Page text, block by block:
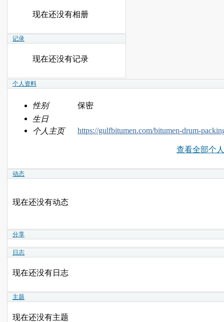
现在还没有相册
记录
现在还没有记录
个人资料
性别
保密
生日
个人主页
https://gulfbitumen.com/bitumen-drum-
查看全部个
动态
现在还没有动态
分享
日志
现在还没有日志
主题
现在还没有主题